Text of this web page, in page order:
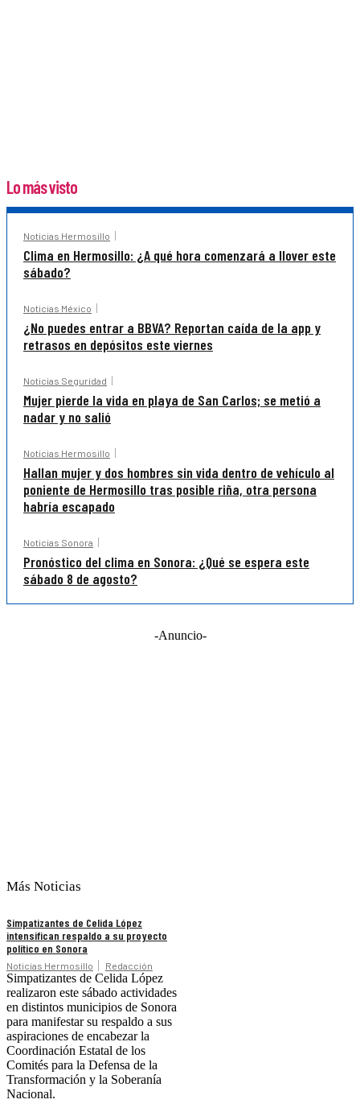
Lo más visto
Noticias Hermosillo
Clima en Hermosillo: ¿A qué hora comenzará a llover este
sábado?
Noticias México
¿No puedes entrar a BBVA? Reportan caída de la app y
retrasos en depósitos este viernes
Noticias Seguridad
Mujer pierde la vida en playa de San Carlos; se metió a
nadar y no salió
Noticias Hermosillo
Hallan mujer y dos hombres sin vida dentro de vehículo al
poniente de Hermosillo tras posible riña, otra persona
habría escapado
Noticias Sonora
Pronóstico del clima en Sonora: ¿Qué se espera este
sábado 8 de agosto?
-Anuncio-
Más Noticias
Simpatizantes de Celida López
intensifican respaldo a su proyecto
político en Sonora
Noticias Hermosillo Redacción
Simpatizantes de Celida López
realizaron este sábado actividades
en distintos municipios de Sonora
para manifestar su respaldo a sus
aspiraciones de encabezar la
Coordinación Estatal de los
Comités para la Defensa de la
Transformación y la Soberanía
Nacional.